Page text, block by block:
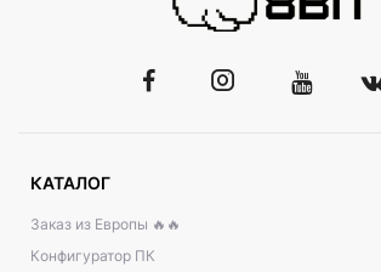
КАТАЛОГ
Заказ из Европы 🔥🔥
Конфигуратор ПК